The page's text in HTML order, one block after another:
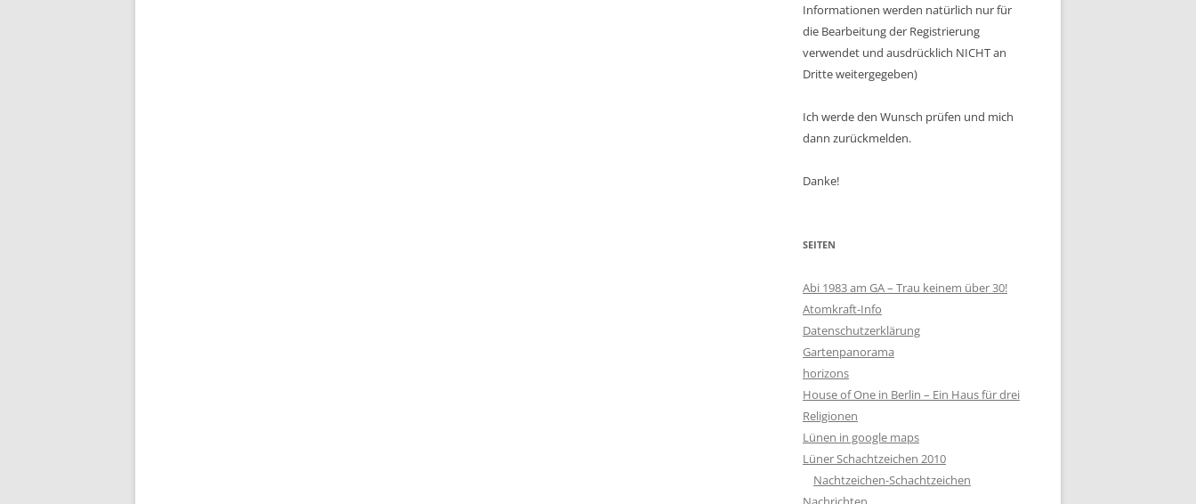
Informationen werden natürlich nur für
die Bearbeitung der Registrierung
verwendet und ausdrücklich NICHT an
Dritte weitergegeben)
Ich werde den Wunsch prüfen und mich
dann zurückmelden.
Danke!
SEITEN
Abi 1983 am GA – Trau keinem über 30!
Atomkraft-Info
Datenschutzerklärung
Gartenpanorama
horizons
House of One in Berlin – Ein Haus für drei
Religionen
Lünen in google maps
Lüner Schachtzeichen 2010
Nachtzeichen-Schachtzeichen